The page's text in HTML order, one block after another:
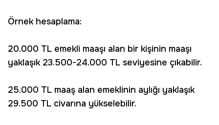
Örnek hesaplama:
20.000 TL emekli maaşı alan bir kişinin maaşı
yaklaşık 23.500-24.000 TL seviyesine çıkabilir.
25.000 TL maaş alan emeklinin aylığı yaklaşık
29.500 TL civarına yükselebilir.